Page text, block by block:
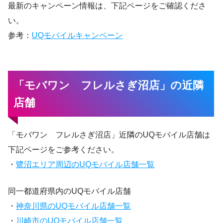
最新のキャンペーン情報は、下記ページをご確認くださ
い。
参考： UQモバイルキャンペーン
「モバワン フレルさぎ沼店」の近隣
店舗
「モバワン フレルさぎ沼店」近隣のUQモバイル店舗は
下記ページをご参考ください。
・ 鷺沼エリア周辺のUQモバイル店舗一覧
同一都道府県内のUQモバイル店舗
・ 神奈川県のUQモバイル店舗一覧
・ 川崎市のUQモバイル店舗一覧